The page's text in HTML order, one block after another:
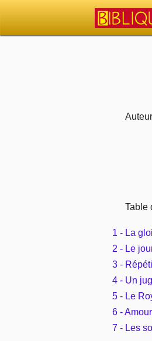
Table
1 - La
2 - Le
3 -
4 - Un
5 - Le
6 -
7 - Les